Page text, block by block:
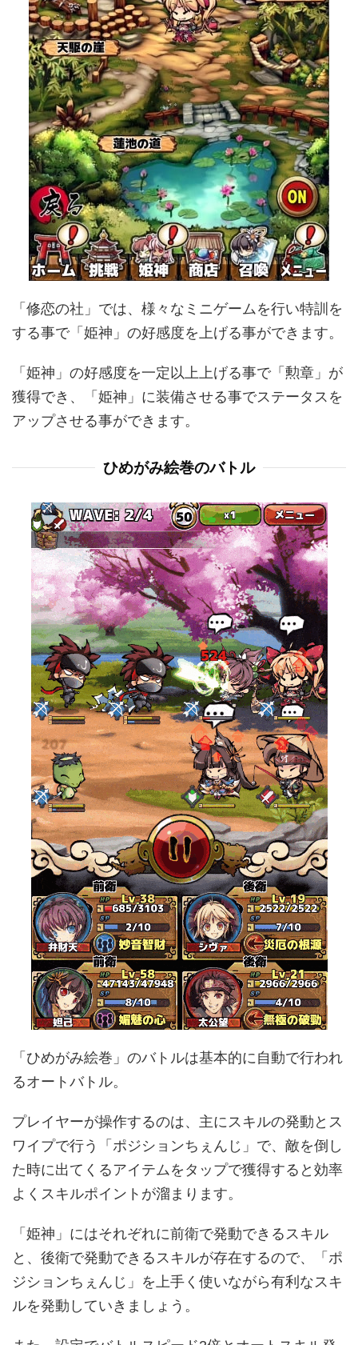
「修恋の社」では、様々なミニゲームを行い特訓を
する事で「姫神」の好感度を上げる事ができます。
「姫神」の好感度を一定以上上げる事で「勲章」が
獲得でき、「姫神」に装備させる事でステータスを
アップさせる事ができます。
ひめがみ絵巻のバトル
「ひめがみ絵巻」のバトルは基本的に自動で行われ
るオートバトル。
プレイヤーが操作するのは、主にスキルの発動とス
ワイプで行う「ポジションちぇんじ」で、敵を倒し
た時に出てくるアイテムをタップで獲得すると効率
よくスキルポイントが溜まります。
「姫神」にはそれぞれに前衛で発動できるスキル
と、後衛で発動できるスキルが存在するので、「ポ
ジションちぇんじ」を上手く使いながら有利なスキ
ルを発動していきましょう。